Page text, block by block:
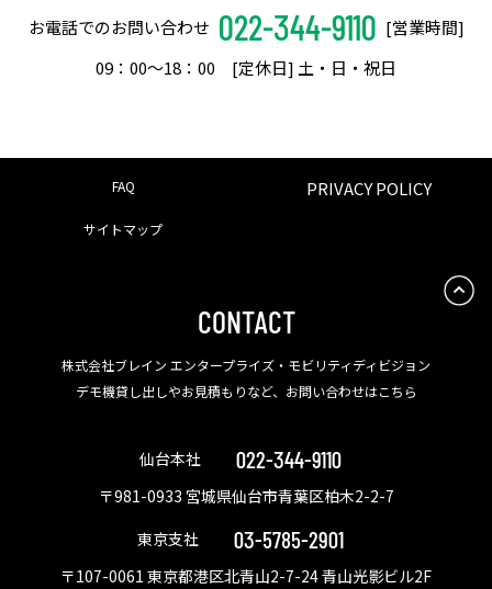
お電話でのお問い合わせ 022-344-9110 [営業時間]
09：00〜18：00 [定休日] 土・日・祝日
FAQ PRIVACY POLICY
サイトマップ
CONTACT
株式会社ブレイン エンタープライズ・モビリティディビジョン
デモ機貸し出しやお見積もりなど、お問い合わせはこちら
仙台本社 022-344-9110
〒981-0933 宮城県仙台市青葉区柏木2-2-7
東京支社
03-5785-2901
〒107-0061 東京都港区北青山2-7-24 青山光影ビル2F